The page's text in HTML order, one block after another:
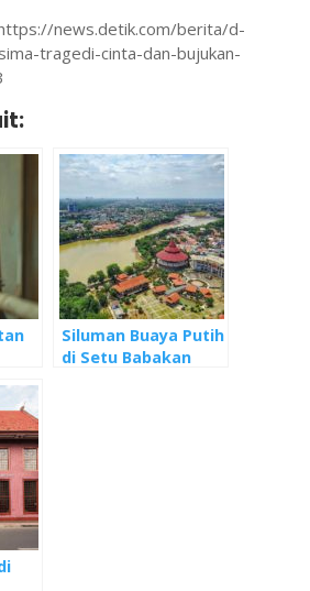
news.detik.com/berita/d-
tragedi-cinta-dan-bujukan-
Siluman Buaya Putih
di Setu Babakan